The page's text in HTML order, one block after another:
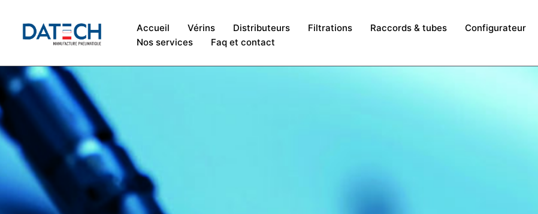
Accueil Vérins Distributeurs Filtrations Raccords & tubes
Configurateur
Nos services
Faq et contact